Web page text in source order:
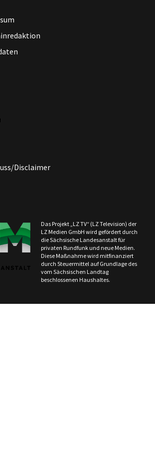
Disclaimer
Das Projekt „LZ TV“ (LZ Television) der
LZ Medien GmbH wird gefördert durch
die Sächsische Landesanstalt für
privaten Rundfunk und neue Medien.
Diese Maßnahme wird mitfinanziert
durch Steuermittel auf Grundlage des
vom Sächsischen Landtag
beschlossenen Haushaltes.